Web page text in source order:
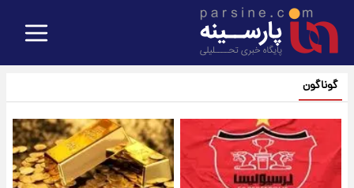
گوناگون